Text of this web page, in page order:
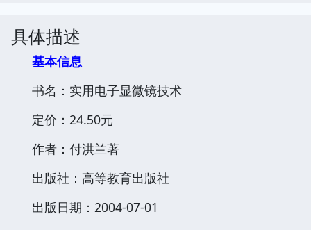
具体描述
基本信息
书名：实用电子显微镜技术
定价：24.50元
作者：付洪兰著
出版社：高等教育出版社
出版日期：2004-07-01